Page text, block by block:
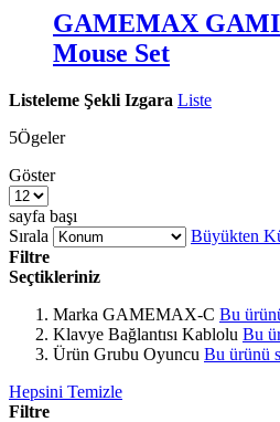
GAMEMAX
Mouse Set
Listeleme Şekli Izgara Liste
5Ögeler
Göster
sayfa başı
Sırala
Büyükten
Filtre
Seçtikleriniz
Marka GAMEMAX-C Bu
Klavye Bağlantısı Kablolu Bu
Ürün Grubu Oyuncu Bu ürünü
Hepsini Temizle
Filtre